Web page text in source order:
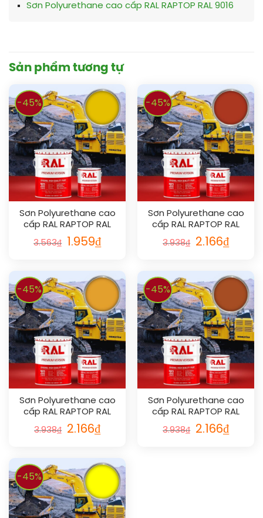
Sơn Polyurethane cao cấp RAL RAPTOP RAL 9016
Sản phẩm tương tự
-45%
Sơn Polyurethane cao
cấp RAL RAPTOP RAL
1021
3.563₫ 1.959₫
-45%
Sơn Polyurethane cao
cấp RAL RAPTOP RAL
2002
3.938₫ 2.166₫
-45%
Sơn Polyurethane cao
cấp RAL RAPTOP RAL
1033
3.938₫ 2.166₫
-45%
Sơn Polyurethane cao
cấp RAL RAPTOP RAL
2001
3.938₫ 2.166₫
-45%